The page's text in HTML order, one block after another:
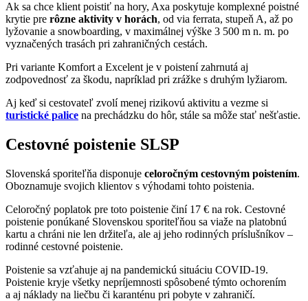
Ak sa chce klient poistiť na hory, Axa poskytuje komplexné poistné
krytie pre rôzne aktivity v horách, od via ferrata, stupeň A, až po
lyžovanie a snowboarding, v maximálnej výške 3 500 m n. m. po
vyznačených trasách pri zahraničných cestách.
Pri variante Komfort a Excelent je v poistení zahrnutá aj
zodpovednosť za škodu, napríklad pri zrážke s druhým lyžiarom.
Aj keď si cestovateľ zvolí menej rizikovú aktivitu a vezme si
turistické palice na prechádzku do hôr, stále sa môže stať nešťastie.
Cestovné poistenie SLSP
Slovenská sporiteľňa disponuje celoročným cestovným poistením.
Oboznamuje svojich klientov s výhodami tohto poistenia.
Celoročný poplatok pre toto poistenie činí 17 € na rok. Cestovné
poistenie ponúkané Slovenskou sporiteľňou sa viaže na platobnú
kartu a chráni nie len držiteľa, ale aj jeho rodinných príslušníkov –
rodinné cestovné poistenie.
Poistenie sa vzťahuje aj na pandemickú situáciu COVID-19.
Poistenie kryje všetky nepríjemnosti spôsobené týmto ochorením
a aj náklady na liečbu či karanténu pri pobyte v zahraničí.